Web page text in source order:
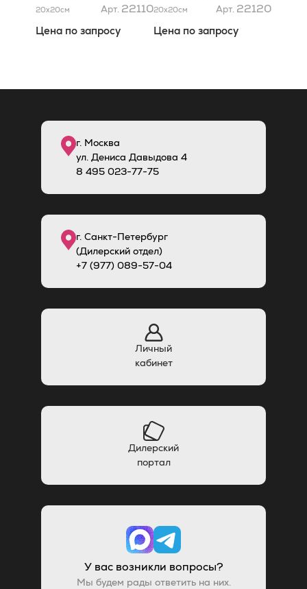
20x20см Арт. 22110
Цена по запросу
20x20см Арт. 22120
Цена по запросу
г. Москва
ул. Дениса Давыдова 4
8 495 023-77-75
г. Санкт-Петербург
(Дилерский отдел)
+7 (977) 089-57-04
Личный
кабинет
Дилерский
портал
У вас возникли вопросы?
Мы будем рады ответить на них.